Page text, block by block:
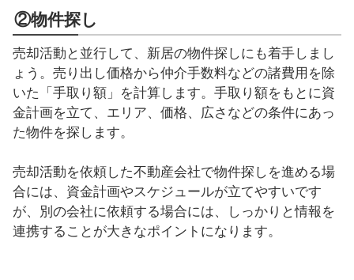
②物件探し
売却活動と並行して、新居の物件探しにも着手しまし
ょう。売り出し価格から仲介手数料などの諸費用を除
いた「手取り額」を計算します。手取り額をもとに資
金計画を立て、エリア、価格、広さなどの条件にあっ
た物件を探します。
売却活動を依頼した不動産会社で物件探しを進める場
合には、資金計画やスケジュールが立てやすいです
が、別の会社に依頼する場合には、しっかりと情報を
連携することが大きなポイントになります。